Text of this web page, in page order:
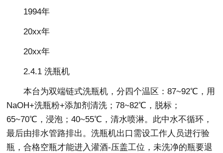
1994年
20xx年
20xx年
2.4.1 洗瓶机
本台为双端链式洗瓶机，分四个温区：87~92℃，用
NaOH+洗瓶粉+添加剂清洗；78~82℃，脱标；
65~70℃，浸泡；40~55℃，清水喷淋。此中水不循环，
最后由排水管路排出。洗瓶机出口需设工作人员进行验
瓶，合格空瓶才能进入灌酒-压盖工位，未洗净的瓶要退